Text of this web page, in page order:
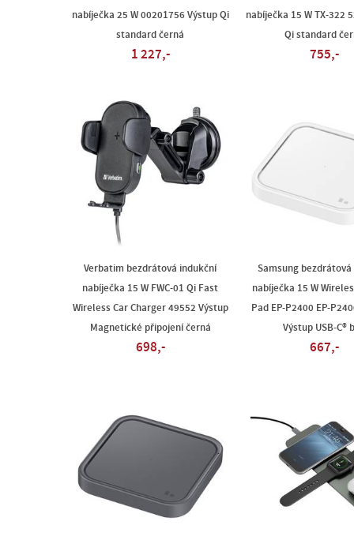
nabíječka 25 W 00201756 Výstup Qi
standard černá
1 227,-
nabíječka 15 W TX-322
Qi standard
755,-
Verbatim bezdrátová indukční
nabíječka 15 W FWC-01 Qi Fast
Wireless Car Charger 49552 Výstup
Magnetické připojení černá
698,-
Samsung bezdrátová
nabíječka 15 W
Pad EP-P2400 EP-
Výstup USB-C®
667,-